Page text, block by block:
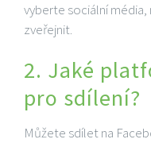
vyberte sociální média,
zveřejnit.
2. Jaké
pro sdílení?
Můžete sdílet na